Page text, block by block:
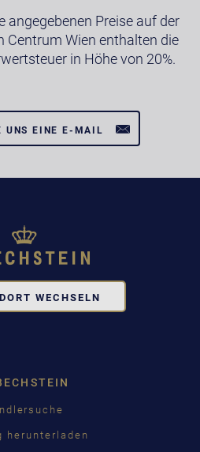
angegebenen Preise auf der
Centrum Wien enthalten die
in Höhe von 20%.
UNS EINE E-MAIL
WECHSELN
herunterladen